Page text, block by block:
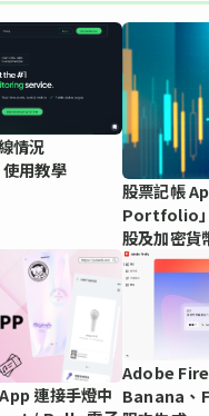
情況
用教學
股票記帳
Portfolio
股及加密貨
連接手燈中
Adobe
Banana、